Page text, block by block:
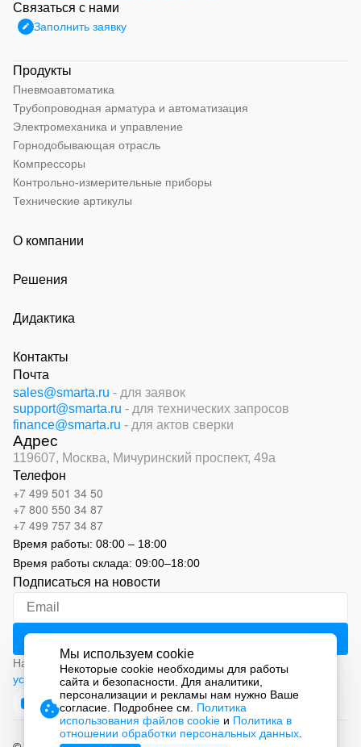
Связаться с нами
Заполнить заявку
Продукты
Пневмоавтоматика
Трубопроводная арматура и автоматизация
Электромеханика и управление
Горнодобывающая отрасль
Компрессоры
Контрольно-измерительные приборы
Технические артикулы
О компании
Решения
Дидактика
Контакты
Почта
sales@smarta.ru - для заявок
support@smarta.ru - для технических запросов
finance@smarta.ru - для актов сверки
Адрес
119607, Москва, Мичуринский проспект, 49а
Телефон
+7 499 501 34 50
+7 800 550 34 87
+7 499 757 34 87
Время работы: 08:00 – 18:00
Время работы склада: 09:00–18:00
Подписаться на новости
Нажимая на кнопку «Подписаться», вы соглашаетесь с
условиями обработки персональных данных
Мы используем cookie
Некоторые cookie необходимы для работы
сайта и безопасности. Для аналитики,
персонализации и рекламы нам нужно Ваше
согласие. Подробнее см. Политика
использования файлов cookie и Политика в
отношении обработки персональных данных